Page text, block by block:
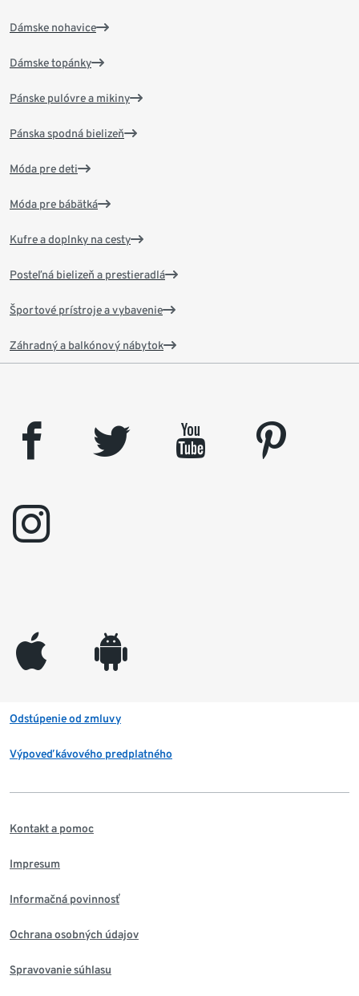
Dámske nohavice
Dámske topánky
Pánske pulóvre a mikiny
Pánska spodná bielizeň
Móda pre deti
Móda pre bábätká
Kufre a doplnky na cesty
Posteľná bielizeň a prestieradlá
Športové prístroje a vybavenie
Záhradný a balkónový nábytok
facebook twitter youtube
pinterest
instagram
appleinc android
Odstúpenie od zmluvy
Výpoveď kávového predplatného
Kontakt a pomoc
Impresum
Informačná povinnosť
Ochrana osobných údajov
Spravovanie súhlasu